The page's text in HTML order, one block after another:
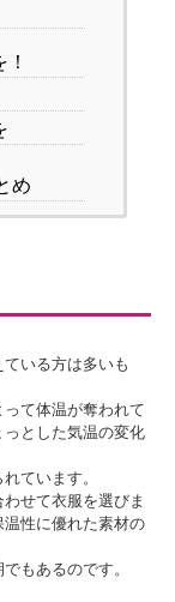
め
いる方は多いも
て体温が奪われて
とした気温の変化
ています。
せて衣服を選びま
性に優れた素材の
もあるのです。